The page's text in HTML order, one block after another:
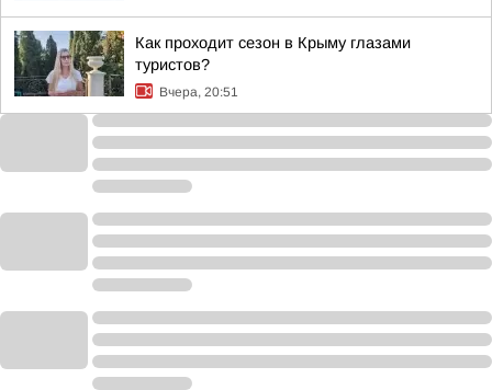
Как проходит сезон в Крыму глазами
туристов?
Вчера, 20:51